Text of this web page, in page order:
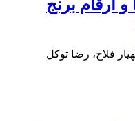
ارقام برنج
فلاح، رضا توکل